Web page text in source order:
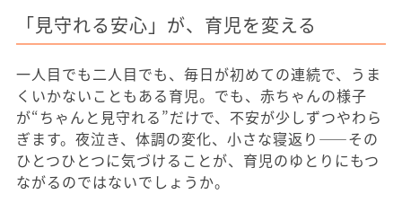
「見守れる安心」が、育児を変える
一人目でも二人目でも、毎日が初めての連続で、うま
くいかないこともある育児。でも、赤ちゃんの様子
が“ちゃんと見守れる”だけで、不安が少しずつやわら
ぎます。夜泣き、体調の変化、小さな寝返り——その
ひとつひとつに気づけることが、育児のゆとりにもつ
ながるのではないでしょうか。